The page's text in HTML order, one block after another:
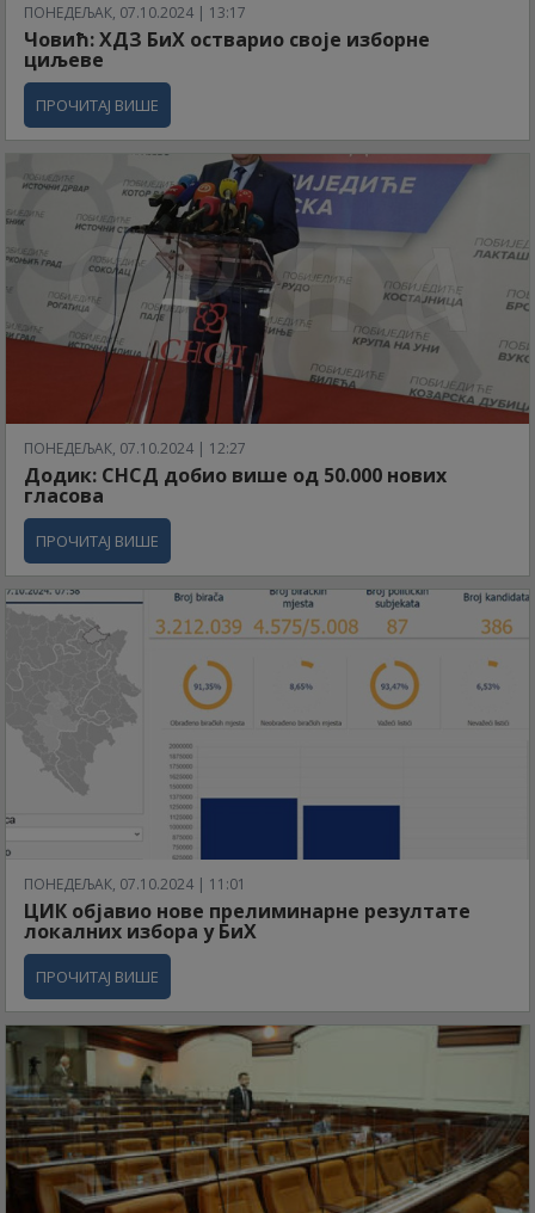
ПОНЕДЕЉАК, 07.10.2024 | 13:17
Човић: ХДЗ БиХ остварио своје изборне
циљеве
ПРОЧИТАЈ ВИШЕ
ПОНЕДЕЉАК, 07.10.2024 | 12:27
Додик: СНСД добио више од 50.000 нових
гласова
ПРОЧИТАЈ ВИШЕ
ПОНЕДЕЉАК, 07.10.2024 | 11:01
ЦИК објавио нове прелиминарне резултате
локалних избора у БиХ
ПРОЧИТАЈ ВИШЕ